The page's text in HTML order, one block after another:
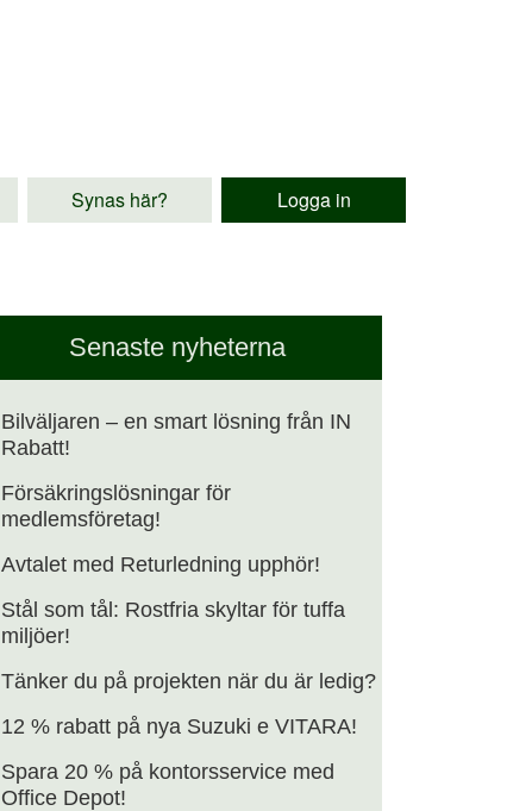
Synas här? Logga in
Senaste nyheterna
Bilväljaren – en smart lösning från IN
Rabatt!
Försäkringslösningar för
medlemsföretag!
Avtalet med Returledning upphör!
Stål som tål: Rostfria skyltar för tuffa
miljöer!
Tänker du på projekten när du är ledig?
12 % rabatt på nya Suzuki e VITARA!
Spara 20 % på kontorsservice med
Office Depot!